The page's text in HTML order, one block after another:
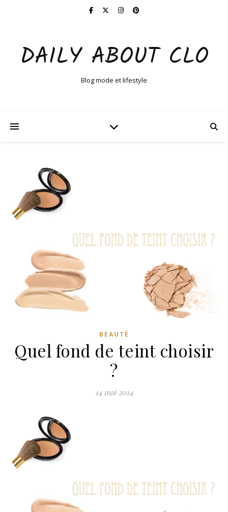
DAILY ABOUT CLO
Blog mode et lifestyle
BEAUTÉ
Quel fond de teint choisir
?
14 mai 2014